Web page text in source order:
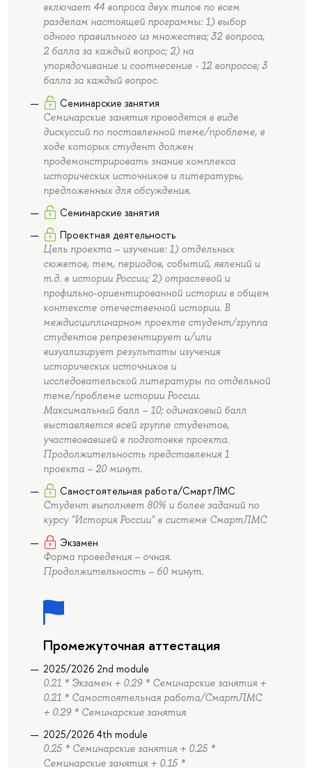
включает 44 вопроса двух типов по всем
разделам настоящей программы: 1) выбор
одного правильного из множества; 32 вопроса,
2 балла за каждый вопрос; 2) на
упорядочивание и соотнесение - 12 вопросов; 3
балла за каждый вопрос.
Семинарские занятия
Семинарские занятия проводятся в виде
дискуссий по поставленной теме/проблеме, в
ходе которых студент должен
продемонстрировать знание комплекса
исторических источников и литературы,
предложенных для обсуждения.
Семинарские занятия
Проектная деятельность
Цель проекта – изучение: 1) отдельных
сюжетов, тем, периодов, событий, явлений и
т.д. в истории России; 2) отраслевой и
профильно-ориентированной истории в общем
контексте отечественной истории. В
междисциплинарном проекте студент/группа
студентов репрезентирует и/или
визуализирует результаты изучения
исторических источников и
исследовательской литературы по отдельной
теме/проблеме истории России.
Максимальный балл – 10; одинаковый балл
выставляется всей группе студентов,
участвовавшей в подготовке проекта.
Продолжительность представления 1
проекта – 20 минут.
Самостоятельная работа/СмартЛМС
Студент выполняет 80% и более заданий по
курсу "История России" в системе СмартЛМС
Экзамен
Форма проведения – очная.
Продолжительность – 60 минут.
Промежуточная аттестация
2025/2026 2nd module
0.21 * Экзамен + 0.29 * Семинарские занятия +
0.21 * Самостоятельная работа/СмартЛМС
+ 0.29 * Семинарские занятия
2025/2026 4th module
0.25 * Семинарские занятия + 0.25 *
Семинарские занятия + 0.15 *